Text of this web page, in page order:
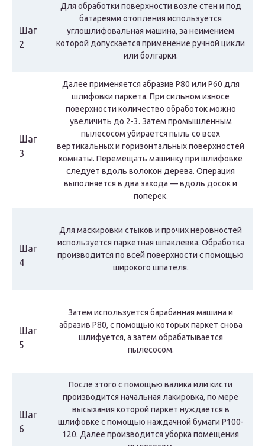
Шаг
2
Для обработки поверхности возле стен и под
батареями отопления используется
углошлифовальная машина, за неимением
которой допускается применение ручной цикли
или болгарки.
Шаг
3
Далее применяется абразив P80 или P60 для
шлифовки паркета. При сильном износе
поверхности количество обработок можно
увеличить до 2-3. Затем промышленным
пылесосом убирается пыль со всех
вертикальных и горизонтальных поверхностей
комнаты. Перемещать машинку при шлифовке
следует вдоль волокон дерева. Операция
выполняется в два захода — вдоль досок и
поперек.
Шаг
4
Для маскировки стыков и прочих неровностей
используется паркетная шпаклевка. Обработка
производится по всей поверхности с помощью
широкого шпателя.
Шаг
5
Затем используется барабанная машина и
абразив P80, с помощью которых паркет снова
шлифуется, а затем обрабатывается
пылесосом.
Шаг
6
После этого с помощью валика или кисти
производится начальная лакировка, по мере
высыхания которой паркет нуждается в
шлифовке с помощью наждачной бумаги P100-
120. Далее производится уборка помещения